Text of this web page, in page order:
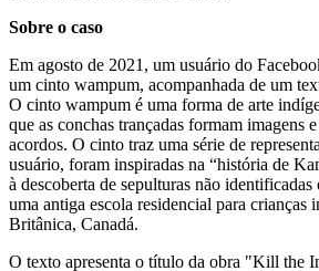
Sobre o caso
Em agosto de 2021, um usuário do
um cinto wampum, acompanhada de um
O cinto wampum é uma forma de arte
que as conchas trançadas formam imagens
acordos. O cinto traz uma série de
usuário, foram inspiradas na “história de
à descoberta de sepulturas não
uma antiga escola residencial para crianças
Britânica, Canadá.
O texto apresenta o título da obra "Kill the